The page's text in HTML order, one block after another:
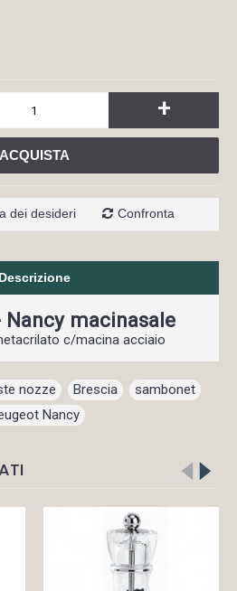
+
ACQUISTA
dei desideri Confronta
Descrizione
macinasale
c/macina acciaio
nozze , Brescia , sambonet ,
Nancy